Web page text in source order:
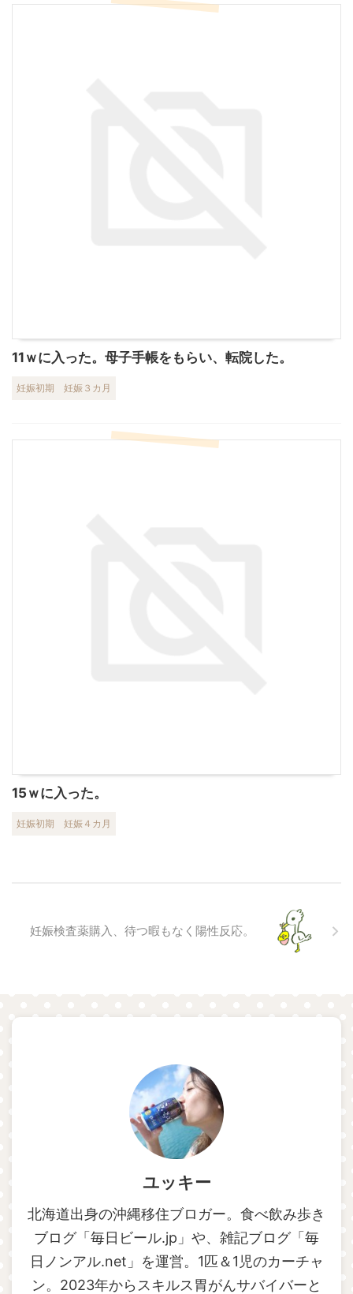
11ｗに入った。母子手帳をもらい、転院した。
妊娠初期 妊娠３カ月
15ｗに入った。
妊娠初期 妊娠４カ月
妊娠検査薬購入、待つ暇もなく陽性反応。
ユッキー
北海道出身の沖縄移住ブロガー。食べ飲み歩き
ブログ「毎日ビール.jp」や、雑記ブログ「毎
日ノンアル.net」を運営。1匹＆1児のカーチャ
ン。2023年からスキルス胃がんサバイバーと